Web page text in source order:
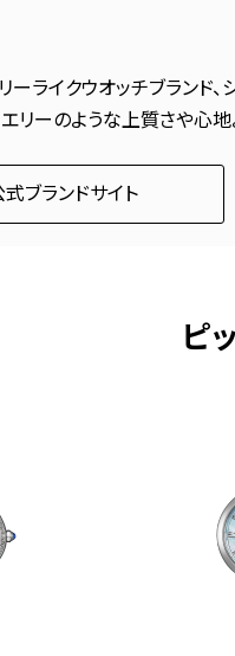
ライクウオッチブランド、
リーのような上質さや心地
ブランドサイト
ピ